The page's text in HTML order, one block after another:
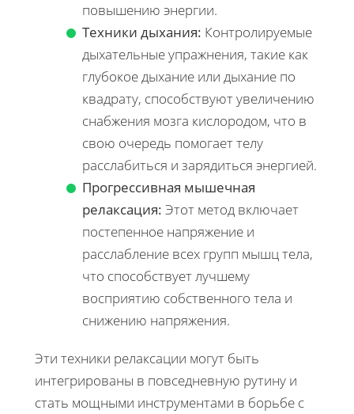
повышению энергии.
Техники дыхания: Контролируемые
дыхательные упражнения, такие как
глубокое дыхание или дыхание по
квадрату, способствуют увеличению
снабжения мозга кислородом, что в
свою очередь помогает телу
расслабиться и зарядиться энергией.
Прогрессивная мышечная
релаксация: Этот метод включает
постепенное напряжение и
расслабление всех групп мышц тела,
что способствует лучшему
восприятию собственного тела и
снижению напряжения.
Эти техники релаксации могут быть
интегрированы в повседневную рутину и
стать мощными инструментами в борьбе с